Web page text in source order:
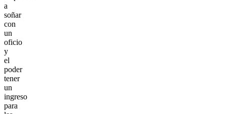
a
soñar
con
un
oficio
y
el
poder
tener
un
ingreso
para